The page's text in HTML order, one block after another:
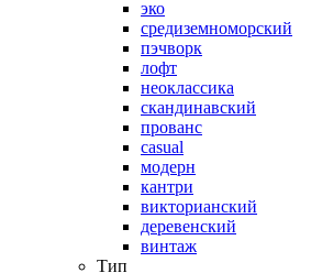
эко
средиземноморский
пэчворк
лофт
неоклассика
скандинавский
прованс
casual
модерн
кантри
викторианский
деревенский
винтаж
Тип